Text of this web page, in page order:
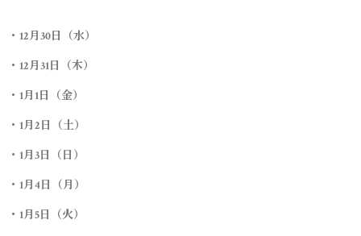
・12月30日（水）
・12月31日（木）
・1月1日（金）
・1月2日（土）
・1月3日（日）
・1月4日（月）
・1月5日（火）